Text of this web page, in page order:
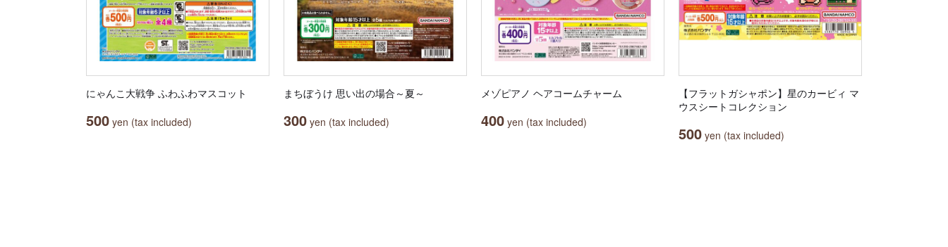
にゃんこ大戦争 ふわふわマスコット
500 yen (tax included)
まちぼうけ 思い出の場合～夏～
300 yen (tax included)
メゾピアノ ヘアコームチャーム
400 yen (tax included)
【フラットガシャポン】星のカービィ マ
ウスシートコレクション
500 yen (tax included)